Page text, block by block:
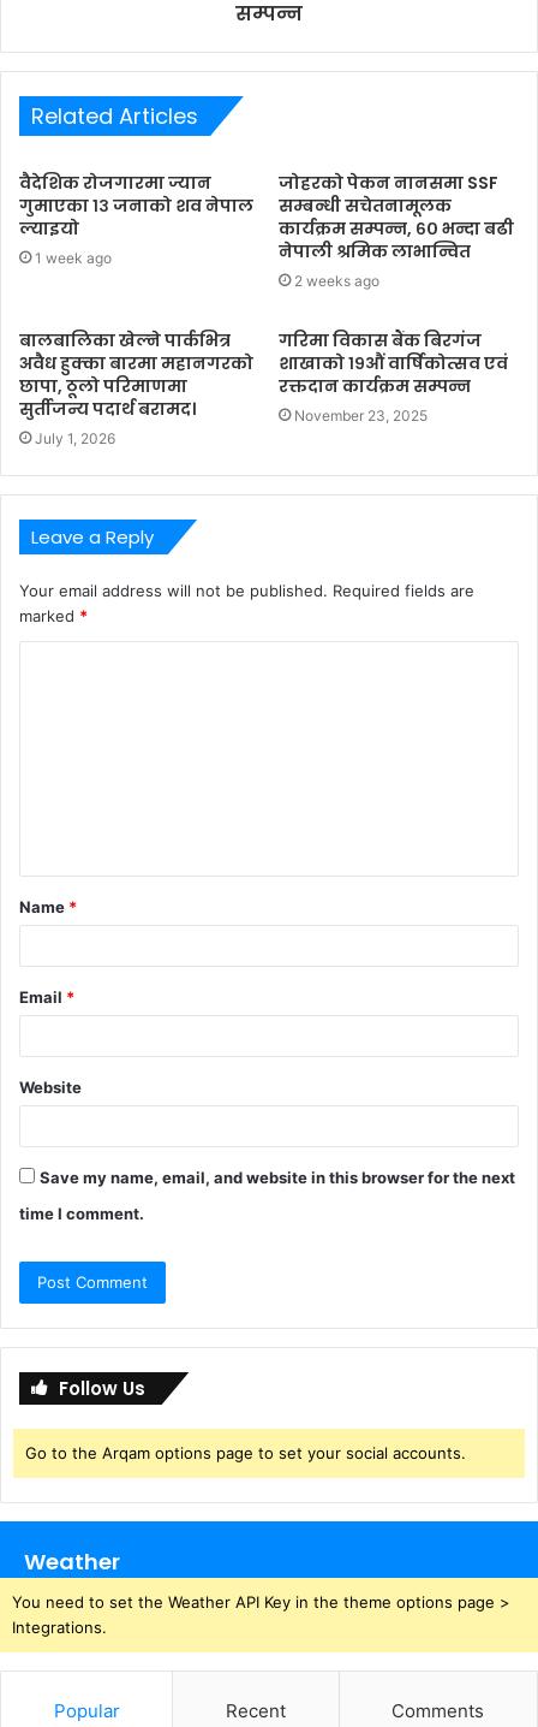
सम्पन्न
Related Articles
वैदेशिक रोजगारमा ज्यान
गुमाएका १३ जनाको शव नेपाल
ल्याइयो
1 week ago
जोहरको पेकन नानसमा SSF
सम्बन्धी सचेतनामूलक
कार्यक्रम सम्पन्न, ६० भन्दा बढी
नेपाली श्रमिक लाभान्वित
2 weeks ago
बालबालिका खेल्ने पार्कभित्र
अवैध हुक्का बारमा महानगरको
छापा, ठूलो परिमाणमा
सुर्तीजन्य पदार्थ बरामद।
July 1, 2026
गरिमा विकास बैंक बिरगंज
शाखाको १९औं वार्षिकोत्सव एवं
रक्तदान कार्यक्रम सम्पन्न
November 23, 2025
Leave a Reply
Your email address will not be published. Required fields are
marked *
t
*
Name *
Email *
Website
Save my name, email, and website in this browser for the next
time I comment.
Follow Us
Go to the Arqam options page to set your social accounts.
Weather
You need to set the Weather API Key in the theme options page >
Integrations.
Popular Recent Comments